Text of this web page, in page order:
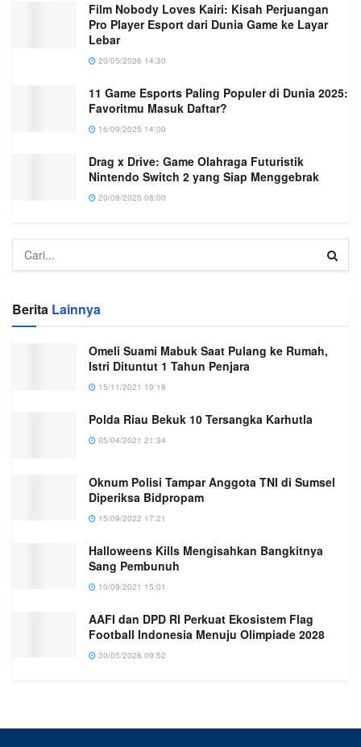
Film Nobody Loves Kairi: Kisah Perjuangan
Pro Player Esport dari Dunia Game ke Layar
Lebar
20/05/2026 14:30
11 Game Esports Paling Populer di Dunia 2025:
Favoritmu Masuk Daftar?
16/09/2025 14:00
Drag x Drive: Game Olahraga Futuristik
Nintendo Switch 2 yang Siap Menggebrak
20/08/2025 08:00
Berita Lainnya
Omeli Suami Mabuk Saat Pulang ke Rumah,
Istri Dituntut 1 Tahun Penjara
15/11/2021 19:18
Polda Riau Bekuk 10 Tersangka Karhutla
05/04/2021 21:34
Oknum Polisi Tampar Anggota TNI di Sumsel
Diperiksa Bidpropam
15/09/2022 17:21
Halloweens Kills Mengisahkan Bangkitnya
Sang Pembunuh
10/09/2021 15:01
AAFI dan DPD RI Perkuat Ekosistem Flag
Football Indonesia Menuju Olimpiade 2028
30/05/2026 09:52